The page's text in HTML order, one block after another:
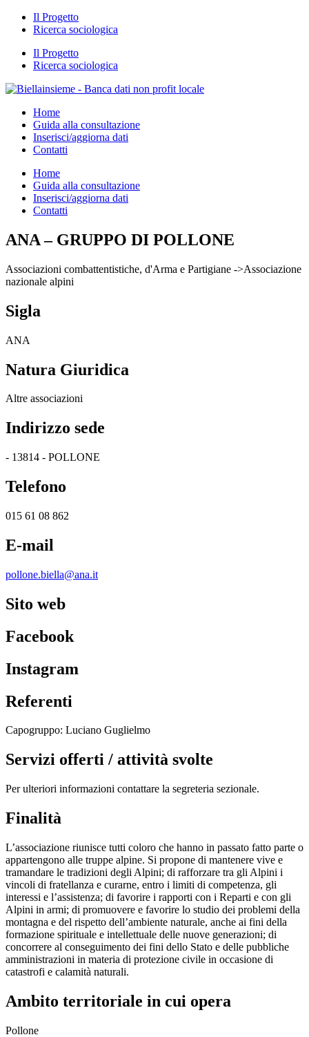
Il Progetto
Ricerca sociologica
Il Progetto
Ricerca sociologica
Home
Guida alla consultazione
Inserisci/aggiorna dati
Contatti
Home
Guida alla consultazione
Inserisci/aggiorna dati
Contatti
ANA – GRUPPO DI POLLONE
Associazioni combattentistiche, d'Arma e Partigiane ->Associazione
nazionale alpini
Sigla
ANA
Natura Giuridica
Altre associazioni
Indirizzo sede
- 13814 - POLLONE
Telefono
015 61 08 862
E-mail
pollone.biella@ana.it
Sito web
Facebook
Instagram
Referenti
Capogruppo: Luciano Guglielmo
Servizi offerti / attività svolte
Per ulteriori informazioni contattare la segreteria sezionale.
Finalità
L’associazione riunisce tutti coloro che hanno in passato fatto parte o
appartengono alle truppe alpine. Si propone di mantenere vive e
tramandare le tradizioni degli Alpini; di rafforzare tra gli Alpini i
vincoli di fratellanza e curarne, entro i limiti di competenza, gli
interessi e l’assistenza; di favorire i rapporti con i Reparti e con gli
Alpini in armi; di promuovere e favorire lo studio dei problemi della
montagna e del rispetto dell’ambiente naturale, anche ai fini della
formazione spirituale e intellettuale delle nuove generazioni; di
concorrere al conseguimento dei fini dello Stato e delle pubbliche
amministrazioni in materia di protezione civile in occasione di
catastrofi e calamità naturali.
Ambito territoriale in cui opera
Pollone